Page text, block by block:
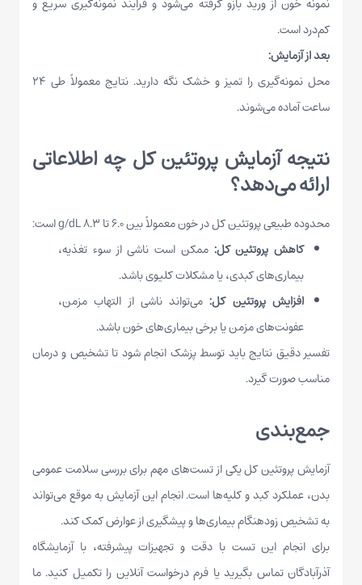
کم‌درد است.
بعد از آزمایش:
محل نمونه‌گیری را تمیز و خشک نگه دارید. نتایج معمولاً طی ۲۴
ساعت آماده می‌شوند.
نتیجه آزمایش پروتئین کل چه اطلاعاتی
ارائه می‌دهد؟
محدوده طبیعی پروتئین کل در خون معمولاً بین ۶.۰ تا ۸.۳ g/dL است:
کاهش پروتئین کل: ممکن است ناشی از سوء تغذیه،
بیماری‌های کبدی، یا مشکلات کلیوی باشد.
افزایش پروتئین کل:می‌تواند ناشی از التهاب مزمن،
عفونت‌های مزمن یا برخی بیماری‌های خون باشد.
تفسیر دقیق نتایج باید توسط پزشک انجام شود تا تشخیص و درمان
مناسب صورت گیرد.
جمع‌بندی
آزمایشپروتئین کلیکی از تست‌های مهم برای بررسی سلامت عمومی
بدن، عملکرد کبد و کلیه‌ها است. انجام این آزمایش به موقع می‌تواند
به تشخیص زودهنگام بیماری‌ها و پیشگیری از عوارض کمک کند.
برای انجام این تست با دقت و تجهیزات پیشرفته، با آزمایشگاه
آذرآبادگان تماس بگیرید یا فرم درخواست آنلاین را تکمیل کنید. ما